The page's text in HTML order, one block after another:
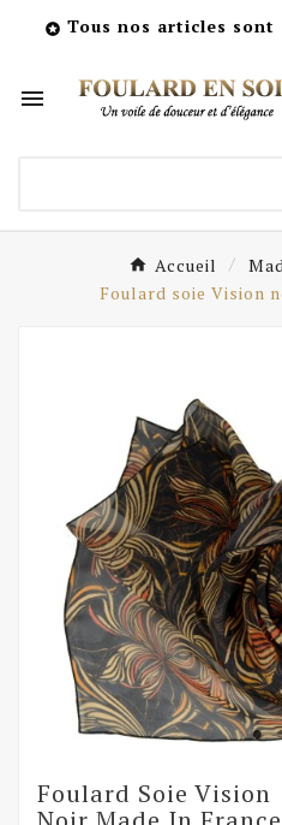
 Tous nos articles sont

Accueil
Foulard soie Vision
Foulard Soie Vision